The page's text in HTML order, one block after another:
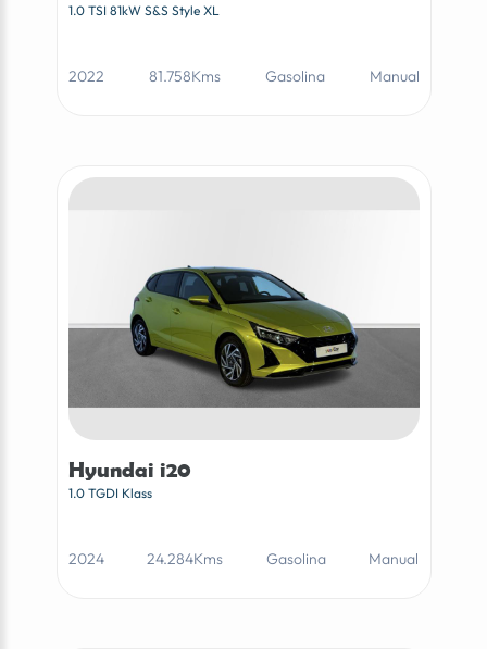
1.0 TSI 81kW S&S Style XL
2022 81.758Kms Gasolina Manual
Hyundai i20
1.0 TGDI Klass
2024 24.284Kms Gasolina Manual